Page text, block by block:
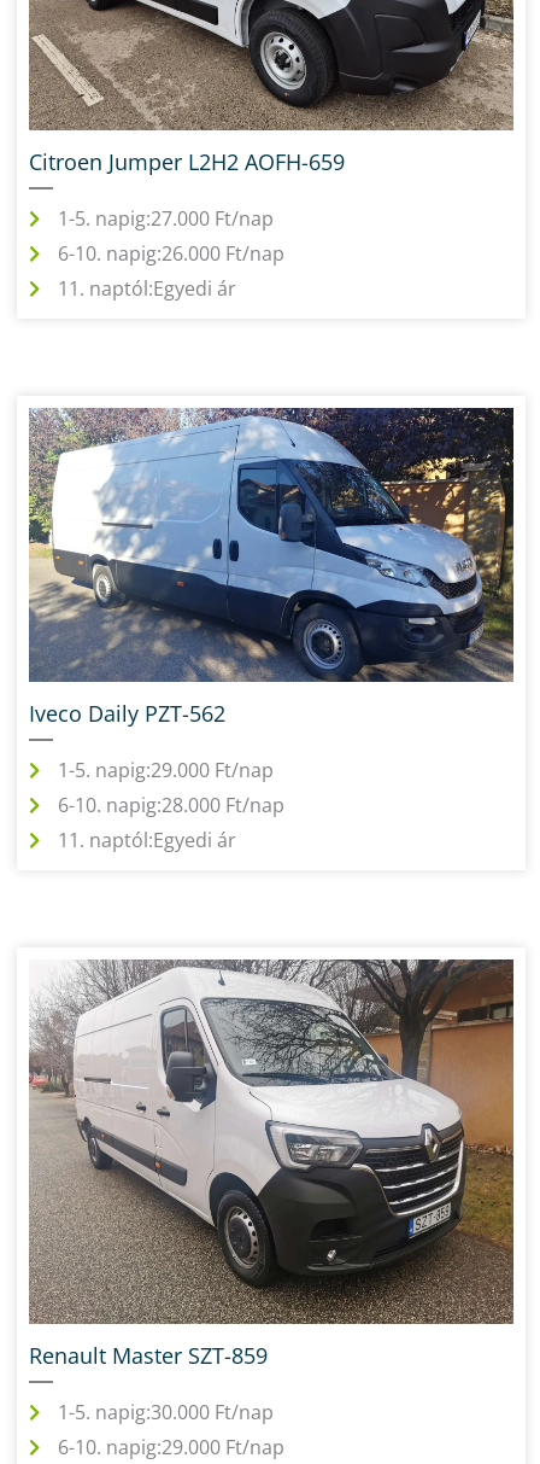
Citroen Jumper L2H2 AOFH-659
1-5. napig:27.000 Ft/nap
6-10. napig:26.000 Ft/nap
11. naptól:Egyedi ár
Iveco Daily PZT-562
1-5. napig:29.000 Ft/nap
6-10. napig:28.000 Ft/nap
11. naptól:Egyedi ár
Renault Master SZT-859
1-5. napig:30.000 Ft/nap
6-10. napig:29.000 Ft/nap